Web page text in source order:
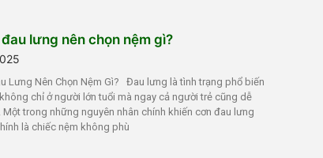
lưng nên chọn nệm gì?
Lưng Nên Chọn Nệm Gì? Đau lưng là tình trạng phổ biến
không chỉ ở người lớn tuổi mà ngay cả người trẻ cũng dễ
Một trong những nguyên nhân chính khiến cơn đau lưng
là chiếc nệm không phù